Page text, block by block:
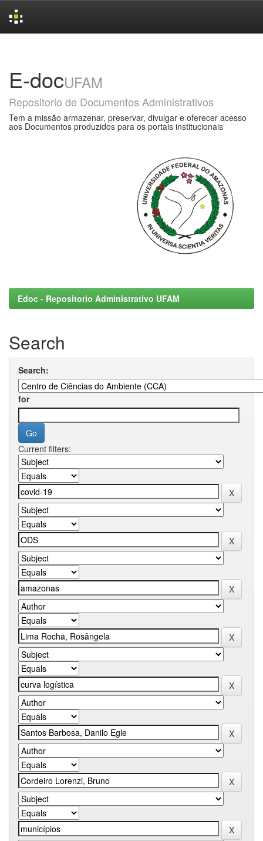
E-docUFAM
Repositorio de Documentos Administrativos
Tem a missão armazenar, preservar, divulgar e oferecer acesso
aos Documentos produzidos para os portais institucionais
Edoc - Repositorio Administrativo UFAM
Search
Search:
for
Current filters: